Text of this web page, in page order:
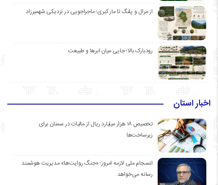
از مرال و پلنگ تا مار کبری؛ ماجراجویی در نزدیکی شهمیرزاد
رودبارک بالا؛ جایی میان ابرها و طبیعت
اخبار استان
تخصیص ۱۸ هزار میلیارد ریال از مالیات در سمنان برای
زیرساخت‌ها
انسجام ملی لازمه امروز؛ «جنگ روایت‌ها» مدیریت هوشمند
رسانه می‌خواهد